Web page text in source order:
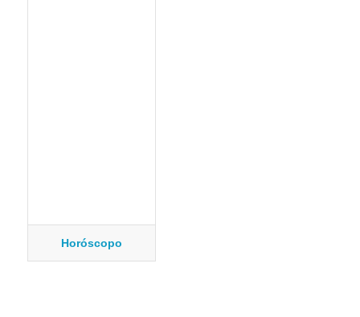
Horóscopo